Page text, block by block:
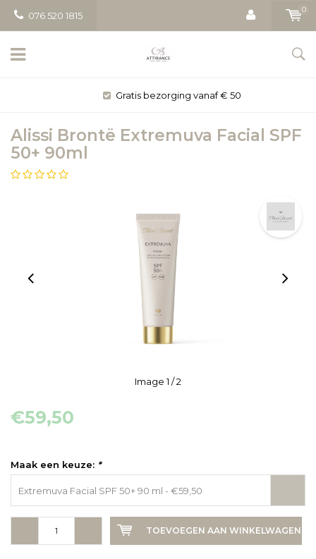
076 520 1815
0
Gratis bezorging vanaf € 50
Alissi Brontë Extremuva Facial SPF
50+ 90ml
Image1 / 2
€59,50
Maak een keuze: *
Extremuva Facial SPF 50+ 90 ml - €59,50
TOEVOEGEN AAN WINKELWAGEN